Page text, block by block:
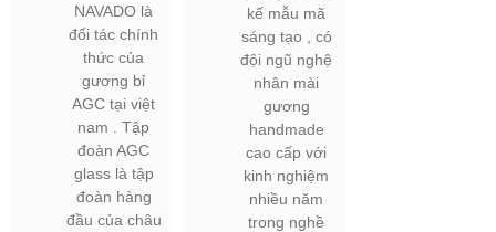
NAVADO là
đối tác chính
thức của
gương bỉ
AGC tại việt
nam . Tập
đoàn AGC
glass là tập
đoàn hàng
đầu của châu
kế mẫu mã
sáng tạo , có
đội ngũ nghệ
nhân mài
gương
handmade
cao cấp với
kinh nghiệm
nhiều năm
trong nghề